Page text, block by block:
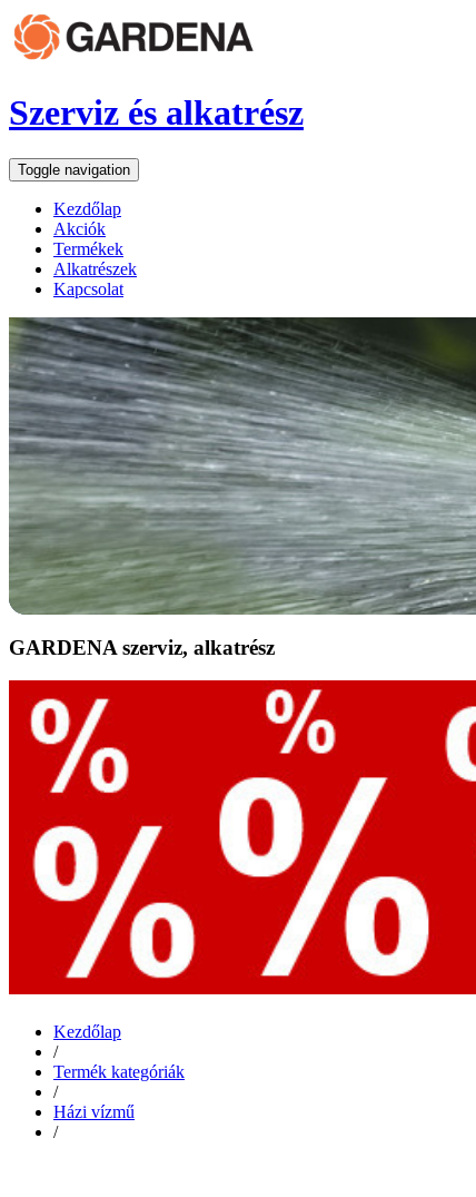
Szerviz és alkatrész
Toggle navigation
Kezdőlap
Akciók
Termékek
Alkatrészek
Kapcsolat
GARDENA szerviz, alkatrész
Kezdőlap
/
Termék kategóriák
/
Házi vízmű
/